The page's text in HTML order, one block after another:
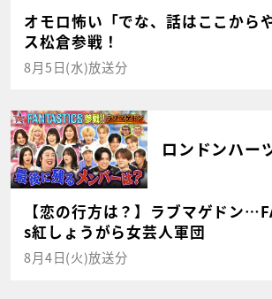
オモロ怖い「でな、話はここから
ス松倉参戦！
8月5日(水)放送分
ロンドンハー
【恋の行方は？】ラブマゲドン
s紅しょうがら女芸人軍団
8月4日(火)放送分